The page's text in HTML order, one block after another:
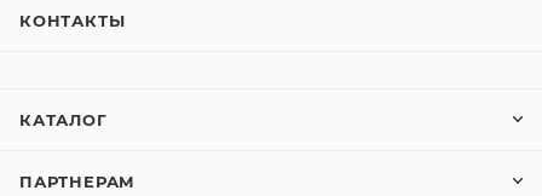
КОНТАКТЫ
КАТАЛОГ
ПАРТНЕРАМ